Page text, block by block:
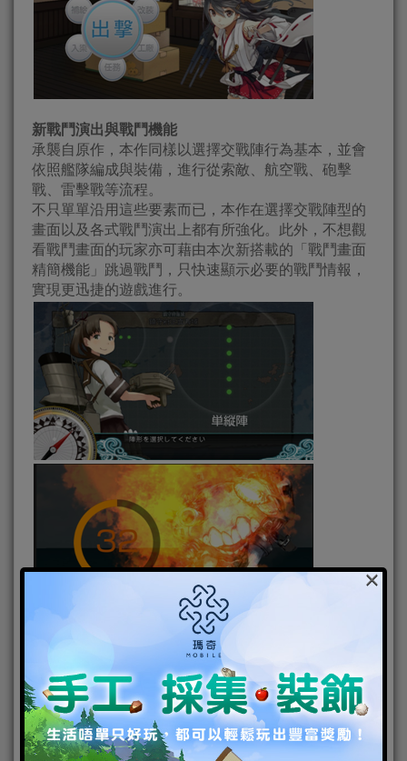
新戰鬥演出與戰鬥機能
承襲自原作，本作同樣以選擇交戰陣行為基本，並會
依照艦隊編成與裝備，進行從索敵、航空戰、砲擊
戰、雷擊戰等流程。
不只單單沿用這些要素而已，本作在選擇交戰陣型的
畫面以及各式戰鬥演出上都有所強化。此外，不想觀
看戰鬥畫面的玩家亦可藉由本次新搭載的「戰鬥畫面
精簡機能」跳過戰鬥，只快速顯示必要的戰鬥情報，
實現更迅捷的遊戲進行。
老玩家所熟悉的「任務」與「裝備改修」等要素依然
保留
從原作就存在的「任務」、裝備改修與強化的「明石
的工廠」等鑽研要素預計會在本作中出現。
另外，未來也將實裝記錄戰鬥勝利時掉落與建造得出
的新夥伴的「艦娘圖鑑」，可以確認履歷以及包含中
×